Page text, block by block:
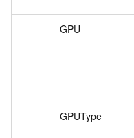
GPU
GPUType